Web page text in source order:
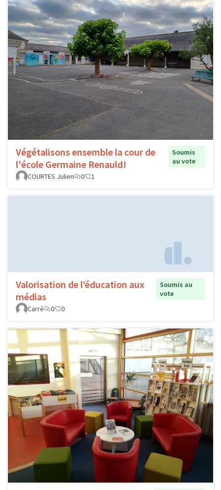
Végétalisons ensemble la cour de
l'école Germaine Renauld!
Soumis
au vote
COURTES Julien
0 1
Valorisation de l’éducation aux
médias
Soumis au
vote
Carré
0 0